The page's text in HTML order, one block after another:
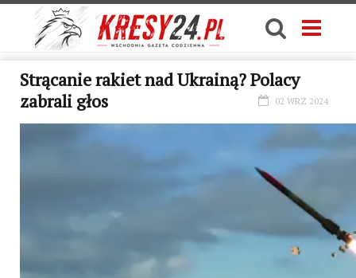
Strącanie rakiet nad Ukrainą? Polacy
zabrali głos
02 WRZ 2024